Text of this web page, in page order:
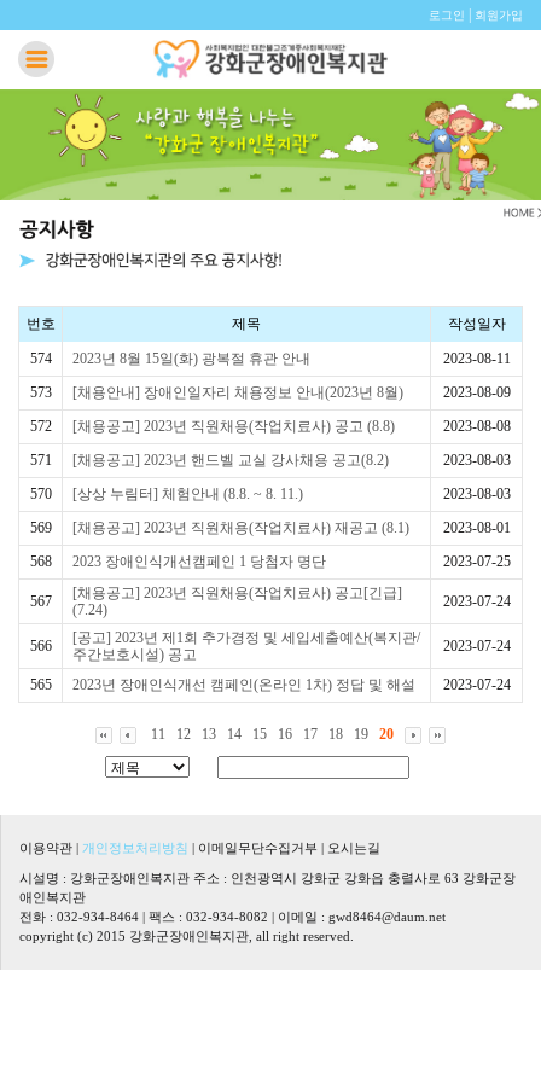
로그인 회원가입
번호 제목 작성일자
574 2023년 8월 15일(화) 광복절 휴관 안내
2023-08-11
573
[채용안내] 장애인일자리 채용정보 안내(2023년 8월)
2023-08-09
572
[채용공고] 2023년 직원채용(작업치료사) 공고 (8.8)
2023-08-08
571
[채용공고] 2023년 핸드벨 교실 강사채용 공고(8.2)
2023-08-03
570
[상상 누림터] 체험안내 (8.8. ~ 8. 11.)
2023-08-03
569
[채용공고] 2023년 직원채용(작업치료사) 재공고 (8.1)
2023-08-01
568
2023 장애인식개선캠페인 1 당첨자 명단 2023-07-25
567
[채용공고] 2023년 직원채용(작업치료사) 공고[긴급]
(7.24)
2023-07-24
566
[공고] 2023년 제1회 추가경정 및 세입세출예산(복지관/
주간보호시설) 공고
2023-07-24
565 2023년 장애인식개선 캠페인(온라인 1차) 정답 및 해설 2023-07-24
11 12 13 14 15 16 17 18 19 20
이용약관 | 개인정보처리방침 | 이메일무단수집거부 | 오시는길
시설명 : 강화군장애인복지관 주소 : 인천광역시 강화군 강화읍 충렬사로 63 강화군장
애인복지관
전화 : 032-934-8464 | 팩스 : 032-934-8082 | 이메일 : gwd8464@daum.net
copyright (c) 2015 강화군장애인복지관, all right reserved.